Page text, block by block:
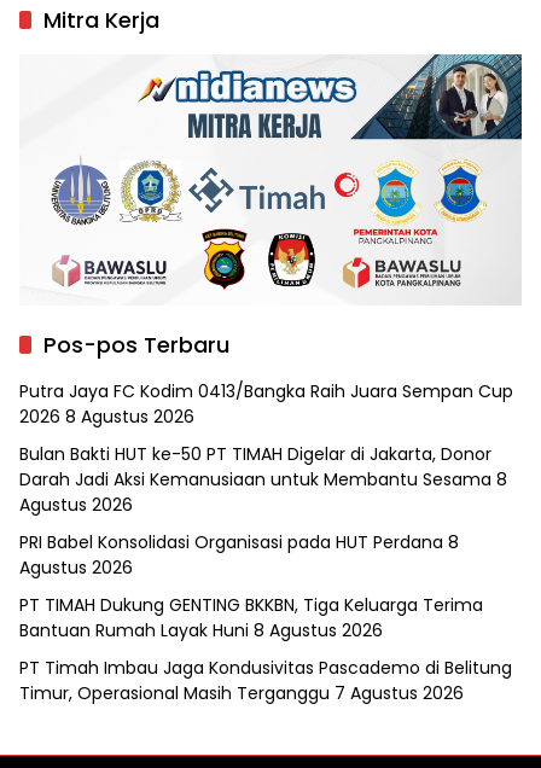
Mitra Kerja
Pos-pos Terbaru
Putra Jaya FC Kodim 0413/Bangka Raih Juara Sempan Cup
2026 8 Agustus 2026
Bulan Bakti HUT ke-50 PT TIMAH Digelar di Jakarta, Donor
Darah Jadi Aksi Kemanusiaan untuk Membantu Sesama 8
Agustus 2026
PRI Babel Konsolidasi Organisasi pada HUT Perdana 8
Agustus 2026
PT TIMAH Dukung GENTING BKKBN, Tiga Keluarga Terima
Bantuan Rumah Layak Huni 8 Agustus 2026
PT Timah Imbau Jaga Kondusivitas Pascademo di Belitung
Timur, Operasional Masih Terganggu 7 Agustus 2026